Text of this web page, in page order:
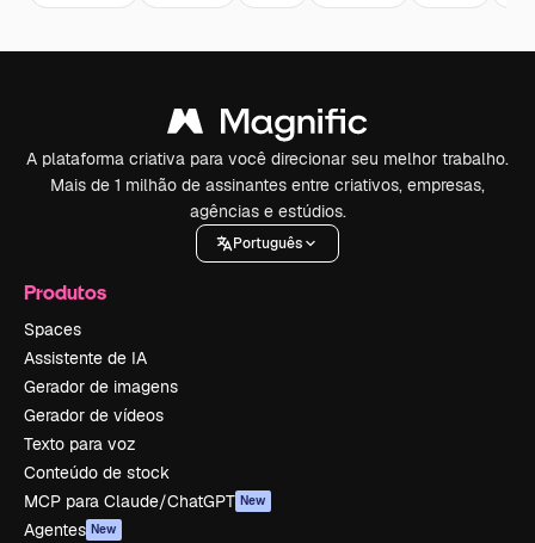
A plataforma criativa para você direcionar seu melhor trabalho.
Mais de 1 milhão de assinantes entre criativos, empresas,
agências e estúdios.
Português
Produtos
Spaces
Assistente de IA
Gerador de imagens
Gerador de vídeos
Texto para voz
Conteúdo de stock
MCP para Claude/ChatGPT New
Agentes New